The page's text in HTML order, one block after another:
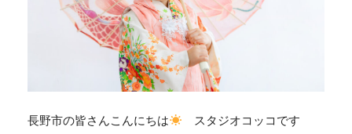
長野市の皆さんこんにちは スタジオコッコです